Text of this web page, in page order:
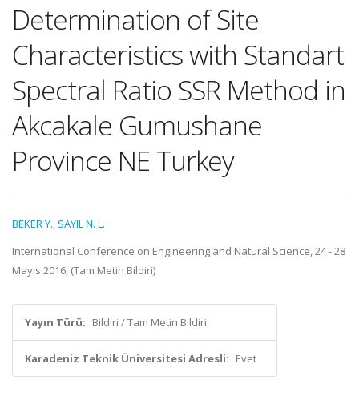
Determination of Site
Characteristics with Standart
Spectral Ratio SSR Method in
Akcakale Gumushane
Province NE Turkey
BEKER Y., SAYIL N. L.
International Conference on Engineering and Natural Science, 24 - 28
Mayıs 2016, (Tam Metin Bildiri)
Yayın Türü: Bildiri / Tam Metin Bildiri
Karadeniz Teknik Üniversitesi Adresli: Evet